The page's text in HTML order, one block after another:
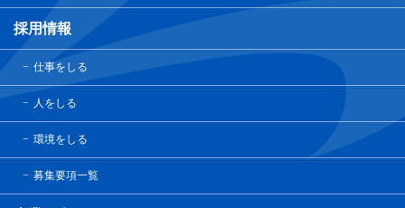
採用情報
仕事をしる
人をしる
環境をしる
募集要項一覧